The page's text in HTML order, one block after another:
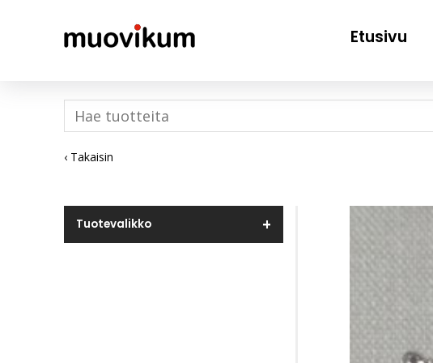
Etusivu
‹ Takaisin
Tuotevalikko